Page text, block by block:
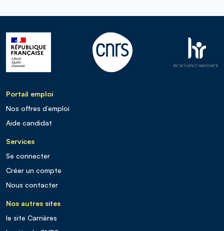
Portail emploi
Nos offres d’emploi
Aide candidat
Services
Se connecter
Créer un compte
Nous contacter
Nos autres sites
le site Carrières